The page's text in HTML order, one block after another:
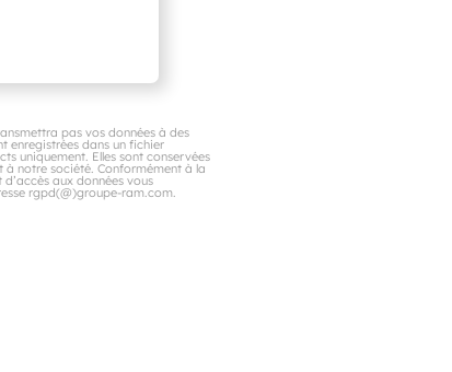
pas vos données à des
enregistrées dans un fichier
uniquement. Elles sont conservées
à notre société. Conformément à la
aux données vous
rgpd(@)groupe-ram.com.